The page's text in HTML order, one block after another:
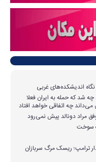
اندیشکده‌های غربی
شد که حمله به ایران فعلا
چه اتفاقی خواهد افتاد
مراد دونالد پیش نمی‌رود
ترامپ؛ ریسک مرگ سربازان